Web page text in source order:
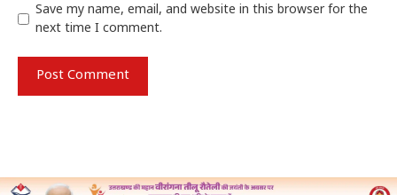
Save my name, email, and website in this browser for the
next time I comment.